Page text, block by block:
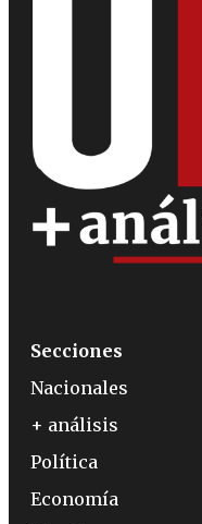
Secciones
Nacionales
+ análisis
Política
Economía